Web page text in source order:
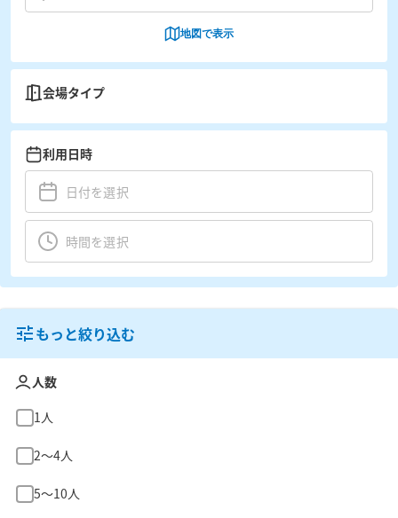
地図で表示
会場タイプ
利用日時
もっと絞り込む
人数
1人
2〜4人
5〜10人